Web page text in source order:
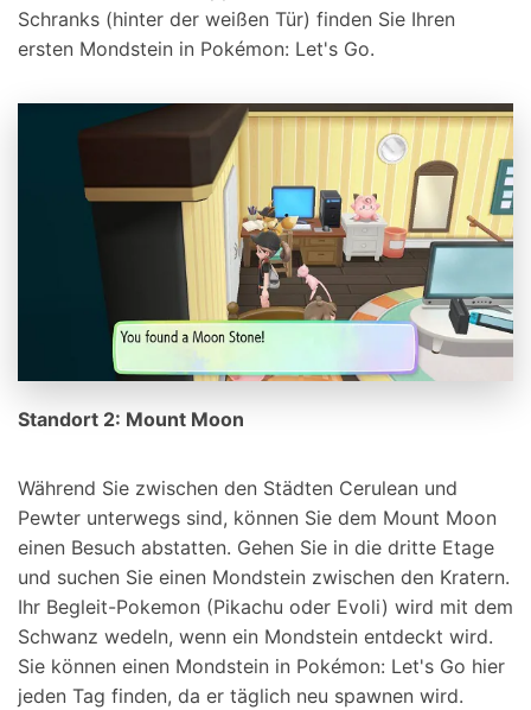
Schranks (hinter der weißen Tür) finden Sie Ihren
ersten Mondstein in Pokémon: Let's Go.
Standort 2: Mount Moon
Während Sie zwischen den Städten Cerulean und
Pewter unterwegs sind, können Sie dem Mount Moon
einen Besuch abstatten. Gehen Sie in die dritte Etage
und suchen Sie einen Mondstein zwischen den Kratern.
Ihr Begleit-Pokemon (Pikachu oder Evoli) wird mit dem
Schwanz wedeln, wenn ein Mondstein entdeckt wird.
Sie können einen Mondstein in Pokémon: Let's Go hier
jeden Tag finden, da er täglich neu spawnen wird.